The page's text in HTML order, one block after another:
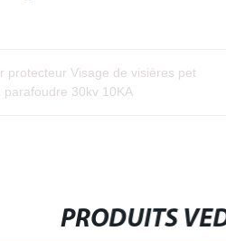
protecteur Visage de visières pet
30kv 10KA
PRODUITS